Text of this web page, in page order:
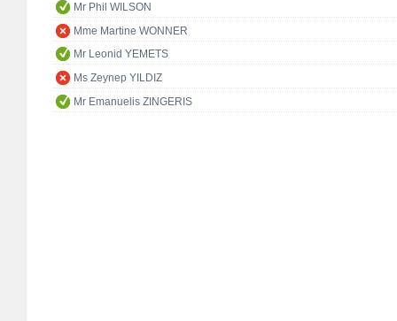
Mr Phil WILSON
Mme Martine WONNER
Mr Leonid YEMETS
Ms Zeynep YILDIZ
Mr Emanuelis ZINGERIS